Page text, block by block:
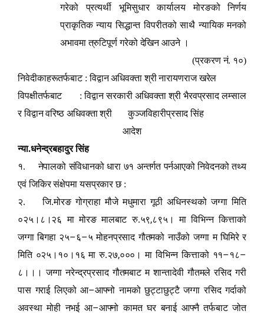
गरेको प्रत्यर्थी भूमिसुधार कार्यालय मोरङको निर्णय
प्राकृतिक न्याय सिद्धान्त विपरीतको साथै न्यायिक मनको
अभावमा त्रुटिपूर्ण गरेको देखिन आउने ।
(प्रकरण नं. १०)
निवेदीकाहरूतर्फबाट : विद्वान अधिवक्ता श्री नारायणराज खरेल
विपक्षीतर्फबाट : विद्वान सरकारी अधिवक्ता श्री भैरवप्रसाद लम्साल
र विद्वान वरिष्ठ अधिवक्ता श्री कुञ्जविहारीप्रसाद सिंह
आदेश
न्या.धनेन्द्रबहादुर सिंह
१. नेपालको संविधानको धारा ७१ अन्तर्गत पर्नआएको निवेदनको तथ्य
एवं जिकिर संक्षेपमा यसप्रकार छ :
२. जि.मोरङ गोग्राहा मौजे मधुमारा गूठी अधिनस्थको जग्गा मिति
०२५।८।२६ मा मोरङ मालबाट रु.५९,८९५। मा विभिन्न कित्ताको
जग्गा बिगहा २५–६–५ मोहनप्रसाद गौतमको नाउँको जग्गा म घिमिरे र
मिति ०२५।१०।१६ मा रु.२७,०००। मा विभिन्न कित्ताको ११–१८–
८।।। जग्गा नरेन्द्रप्रसाद गौतमबाट म शान्तादेवी गौतमले रसिद गरी
पास गराई लिएको आ–आफ्नो नामको छुट्टाछुट्टै जग्गा रसिद गर्दाको
अवस्था मोही नभई आ–आफ्नो कामत घर बनाई आफ्नै तर्फबाट जोत